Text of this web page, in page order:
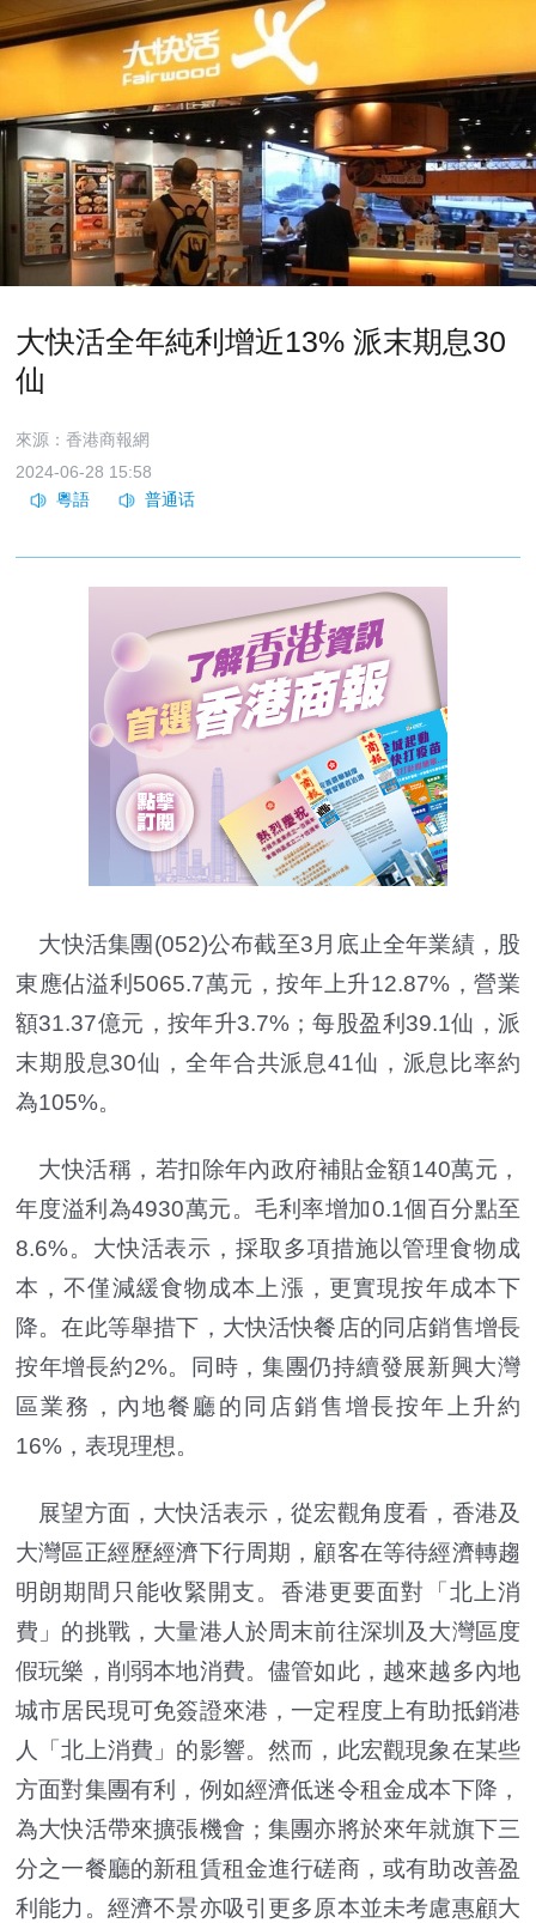
大快活全年純利增近13% 派末期息30
仙
來源：香港商報網
2024-06-28 15:58
大快活集團(052)公布截至3月底止全年業績，股
東應佔溢利5065.7萬元，按年上升12.87%，營業
額31.37億元，按年升3.7%；每股盈利39.1仙，派
末期股息30仙，全年合共派息41仙，派息比率約
為105%。
大快活稱，若扣除年內政府補貼金額140萬元，
年度溢利為4930萬元。毛利率增加0.1個百分點至
8.6%。大快活表示，採取多項措施以管理食物成
本，不僅減緩食物成本上漲，更實現按年成本下
降。在此等舉措下，大快活快餐店的同店銷售增長
按年增長約2%。同時，集團仍持續發展新興大灣
區業務，內地餐廳的同店銷售增長按年上升約
16%，表現理想。
展望方面，大快活表示，從宏觀角度看，香港及
大灣區正經歷經濟下行周期，顧客在等待經濟轉趨
明朗期間只能收緊開支。香港更要面對「北上消
費」的挑戰，大量港人於周末前往深圳及大灣區度
假玩樂，削弱本地消費。儘管如此，越來越多內地
城市居民現可免簽證來港，一定程度上有助抵銷港
人「北上消費」的影響。然而，此宏觀現象在某些
方面對集團有利，例如經濟低迷令租金成本下降，
為大快活帶來擴張機會；集團亦將於來年就旗下三
分之一餐廳的新租賃租金進行磋商，或有助改善盈
利能力。經濟不景亦吸引更多原本並未考慮惠顧大